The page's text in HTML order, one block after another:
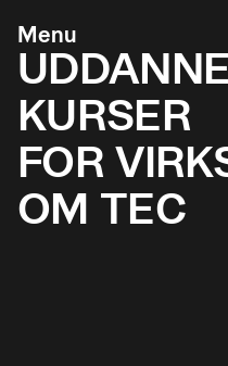
Menu
KURSER
FOR
OM TEC